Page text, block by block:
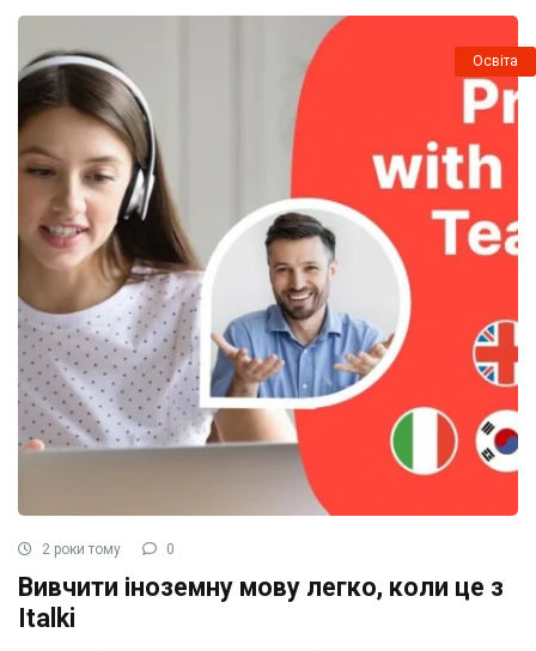
Освіта
2 роки тому 0
Вивчити іноземну мову легко, коли це з
Italki